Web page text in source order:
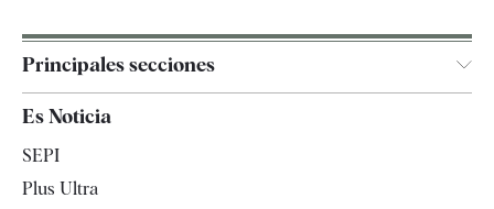
Principales secciones
España
Es Noticia
SEPI
Plus Ultra